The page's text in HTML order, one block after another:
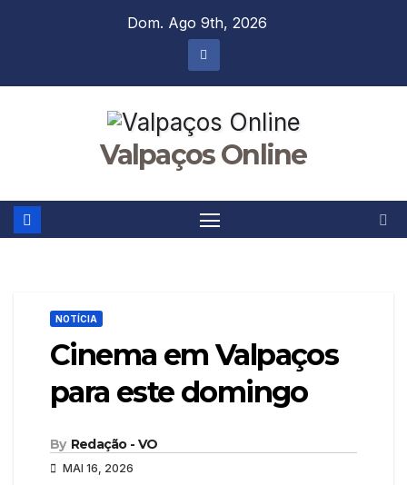
Dom. Ago 9th, 2026
Valpaços Online
NOTÍCIA
Cinema em Valpaços
para este domingo
By Redação - VO
MAI 16, 2026